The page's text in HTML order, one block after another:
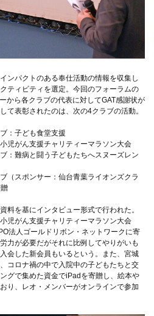
ンパクトのある奉仕活動の情報を収集し
ティビティを選定。今回のフォーラムの
から各クラブの代表に対してGAT感謝状が
て表彰されたのは、次の4クラブの活動。
：子ども食堂支援
児がん支援チャリティーマラソン大会
：難病と闘う子どもたちへスヌーズレン
（スポンサー：仙台青葉ライオンズクラ
料を基にインタビュー形式で行われた。
児がん支援チャリティーマラソン大会
法人ゴールドリボン・ネットワークに寄
力が必要だがそれに比例してやりがいも
会した新会員もいるという。また、宮城
コロナ禍の中で入院中の子どもたちと交
グで集めた資金でiPadを寄贈し、絵本や
り、レオ・メンバーがオンラインで参加